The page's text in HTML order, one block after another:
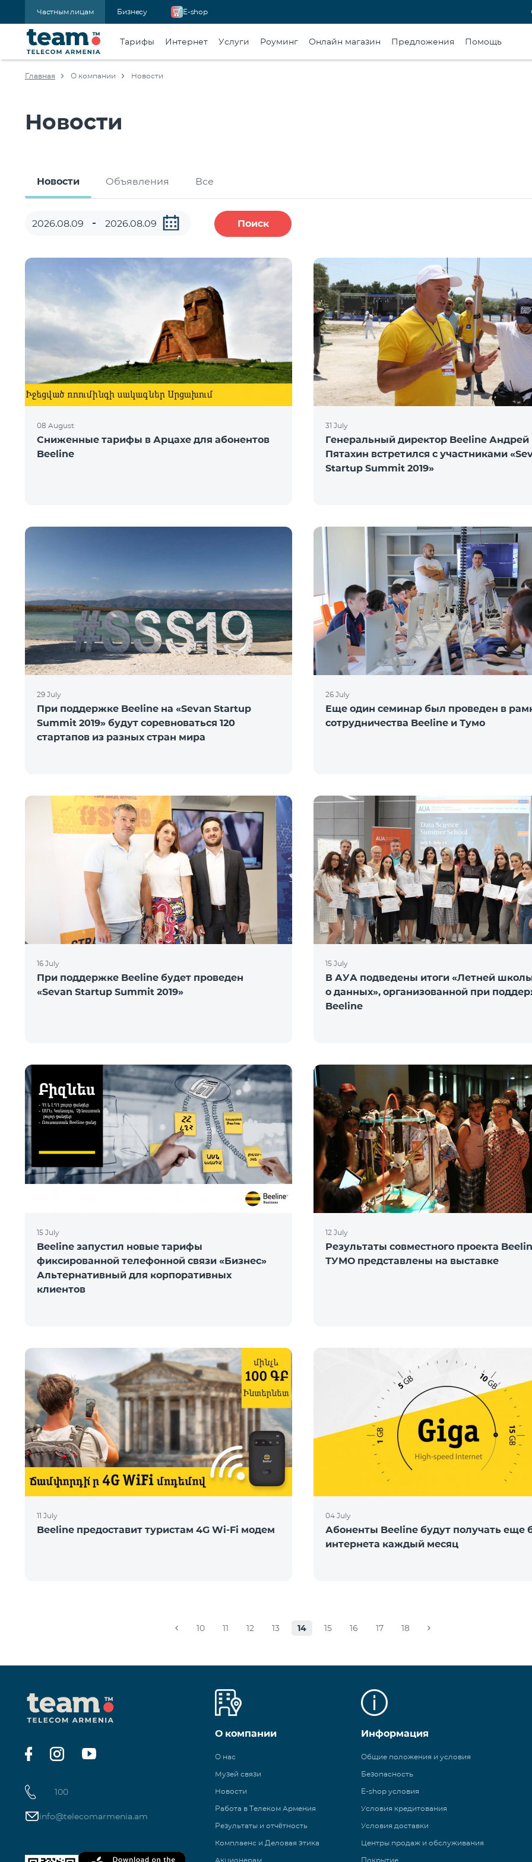
Частным лицам Бизнесу E-shop
Тарифы Интернет Услуги Роуминг Онлайн магазин Предложения Помощь
Главная О компании Новости
Новости
Новости Объявления Все
Поиск
08 August
Сниженные тарифы в Арцахе для абонентов
Beeline
31 July
Генеральный директор Beeline Андрей
Пятахин встретился с участниками
Startup Summit 2019»
29 July
При поддержке Beeline на «Sevan Startup
Summit 2019» будут соревноваться 120
стартапов из разных стран мира
26 July
Еще один семинар был проведен в
сотрудничества Beeline и Тумо
16 July
При поддержке Beeline будет проведен
«Sevan Startup Summit 2019»
15 July
В АУА подведены итоги «Летней
о данных», организованной при
Beeline
15 July
Beeline запустил новые тарифы
фиксированной телефонной связи «Бизнес»
Альтернативный для корпоративных
клиентов
12 July
Результаты совместного проекта
ТУМО представлены на выставке
11 July
Beeline предоставит туристам 4G Wi-Fi модем
04 July
Абоненты Beeline будут получать еще
интернета каждый месяц
10 11 12 13 14 15 16 17 18
100
info@telecomarmenia.am
О компании
О нас
Музей связи
Новости
Работа в Телеком Армения
Результаты и отчётность
Комплаенс и Деловая этика
Акционерам
Информация
Общие положения и условия
Безопасность
E-shop условия
Условия кредитования
Условия доставки
Центры продаж и обслуживания
Покрытие